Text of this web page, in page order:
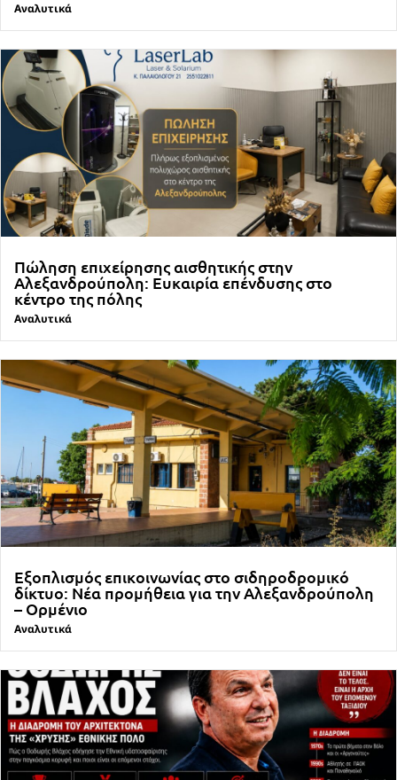
Αναλυτικά
Πώληση επιχείρησης αισθητικής στην
Αλεξανδρούπολη: Ευκαιρία επένδυσης στο
κέντρο της πόλης
Αναλυτικά
Εξοπλισμός επικοινωνίας στο σιδηροδρομικό
δίκτυο: Νέα προμήθεια για την Αλεξανδρούπολη
– Ορμένιο
Αναλυτικά